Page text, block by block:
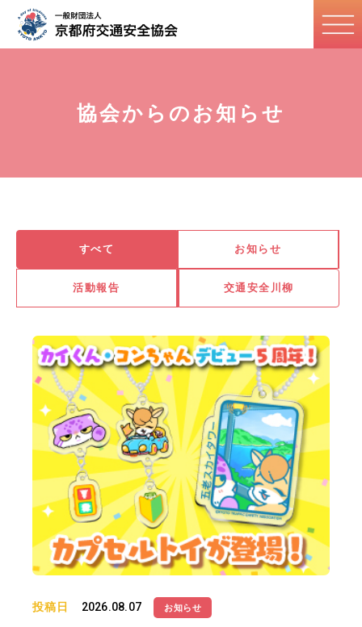
協会からのお知らせ
すべて お知らせ
活動報告 交通安全川柳
投稿日 2026.08.07 お知らせ